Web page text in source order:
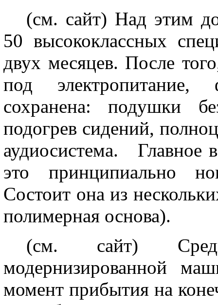
(см. сайт) Над этим
50 высококлассных
двух месяцев. После
под электропитание,
сохранена: подушки
подогрев сидений,
аудиосистема. Главное
это принципиально
Состоит она из
полимерная основа).
(см. сайт)
модернизированной
момент прибытия на